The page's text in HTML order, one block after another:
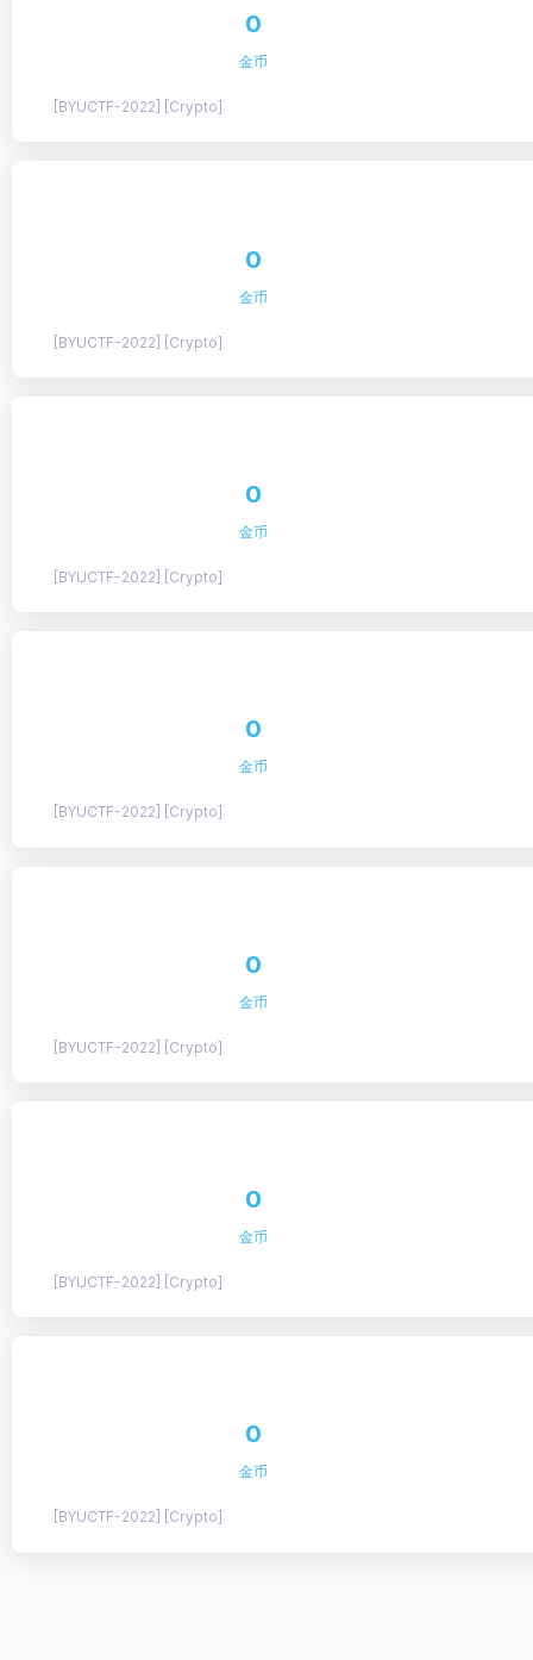
0
金币
[BYUCTF-2022] [Crypto]
0
金币
[BYUCTF-2022] [Crypto]
0
金币
[BYUCTF-2022] [Crypto]
0
金币
[BYUCTF-2022] [Crypto]
0
金币
[BYUCTF-2022] [Crypto]
0
金币
[BYUCTF-2022] [Crypto]
0
金币
[BYUCTF-2022] [Crypto]